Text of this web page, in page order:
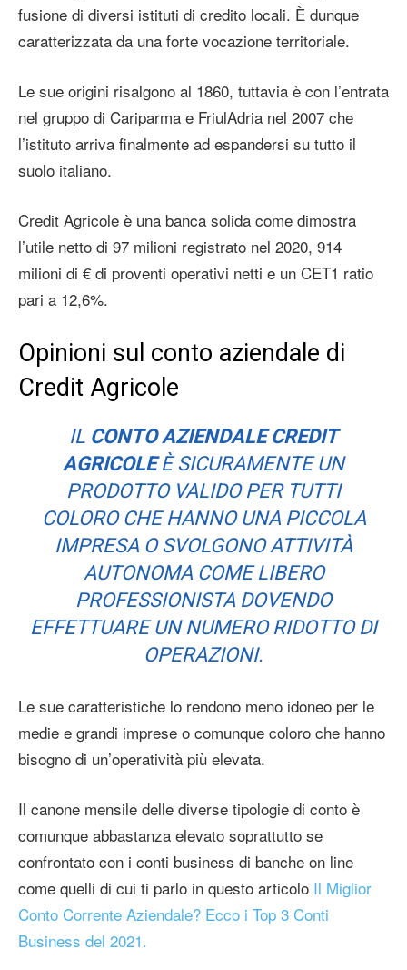
fusione di diversi istituti di credito locali. È dunque
caratterizzata da una forte vocazione territoriale.
Le sue origini risalgono al 1860, tuttavia è con l’entrata
nel gruppo di Cariparma e FriulAdria nel 2007 che
l’istituto arriva finalmente ad espandersi su tutto il
suolo italiano.
Credit Agricole è una banca solida come dimostra
l’utile netto di 97 milioni registrato nel 2020, 914
milioni di € di proventi operativi netti e un CET1 ratio
pari a 12,6%.
Opinioni sul conto aziendale di
Credit Agricole
IL CONTO AZIENDALE CREDIT
AGRICOLEÈ SICURAMENTE UN
PRODOTTO VALIDO PER TUTTI
COLORO CHE HANNO UNA PICCOLA
IMPRESA O SVOLGONO ATTIVITÀ
AUTONOMA COME LIBERO
PROFESSIONISTA DOVENDO
EFFETTUARE UN NUMERO RIDOTTO DI
OPERAZIONI.
Le sue caratteristiche lo rendono meno idoneo per le
medie e grandi imprese o comunque coloro che hanno
bisogno di un’operatività più elevata.
Il canone mensile delle diverse tipologie di conto è
comunque abbastanza elevato soprattutto se
confrontato con i conti business di banche on line
come quelli di cui ti parlo in questo articolo Il Miglior
Conto Corrente Aziendale? Ecco i Top 3 Conti
Business del 2021.